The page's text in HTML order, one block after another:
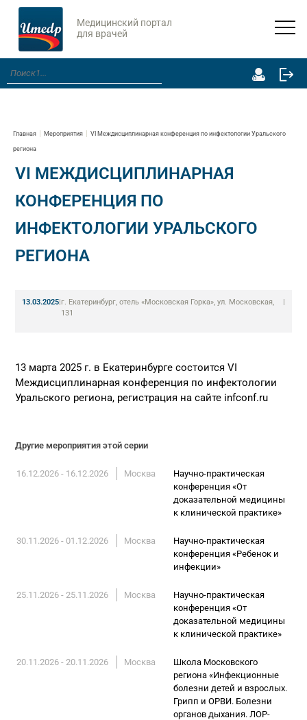
Медицинский портал
для врачей
Главная Мероприятия VI Междисциплинарная конференция по инфектологии Уральского
региона
VI МЕЖДИСЦИПЛИНАРНАЯ
КОНФЕРЕНЦИЯ ПО
ИНФЕКТОЛОГИИ УРАЛЬСКОГО
РЕГИОНА
13.03.2025|г. Екатеринбург, отель «Московская Горка», ул. Московская,
131
|
13 марта 2025 г. в Екатеринбурге состоится VI
Междисциплинарная конференция по инфектологии
Уральского региона, регистрация на сайте infconf.ru
Другие мероприятия этой серии
16.12.2026 - 16.12.2026 Москва
Научно-практическая
конференция «От
доказательной медицины
к клинической практике»
30.11.2026 - 01.12.2026 Москва
Научно-практическая
конференция «Ребенок и
инфекции»
25.11.2026 - 25.11.2026 Москва
Научно-практическая
конференция «От
доказательной медицины
к клинической практике»
20.11.2026 - 20.11.2026 Москва
Школа Московского
региона «Инфекционные
болезни детей и взрослых.
Грипп и ОРВИ. Болезни
органов дыхания. ЛОР-